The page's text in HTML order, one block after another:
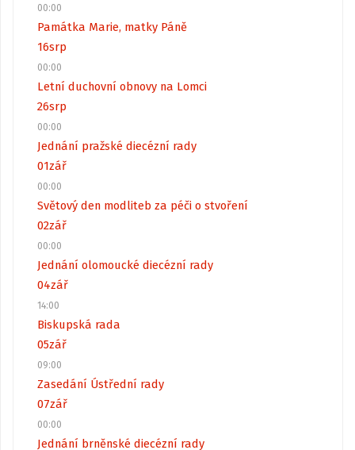
00:00
Památka Marie, matky Páně
16srp
00:00
Letní duchovní obnovy na Lomci
26srp
00:00
Jednání pražské diecézní rady
01zář
00:00
Světový den modliteb za péči o stvoření
02zář
00:00
Jednání olomoucké diecézní rady
04zář
14:00
Biskupská rada
05zář
09:00
Zasedání Ústřední rady
07zář
00:00
Jednání brněnské diecézní rady